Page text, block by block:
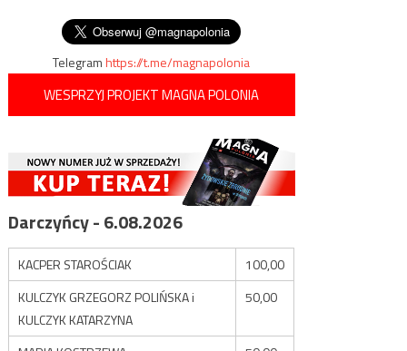
Telegramhttps://t.me/magnapolonia
WESPRZYJ PROJEKT MAGNA POLONIA
Darczyńcy - 6.08.2026
KACPER STAROŚCIAK
100,00
KULCZYK GRZEGORZ POLIŃSKA i
KULCZYK KATARZYNA
50,00